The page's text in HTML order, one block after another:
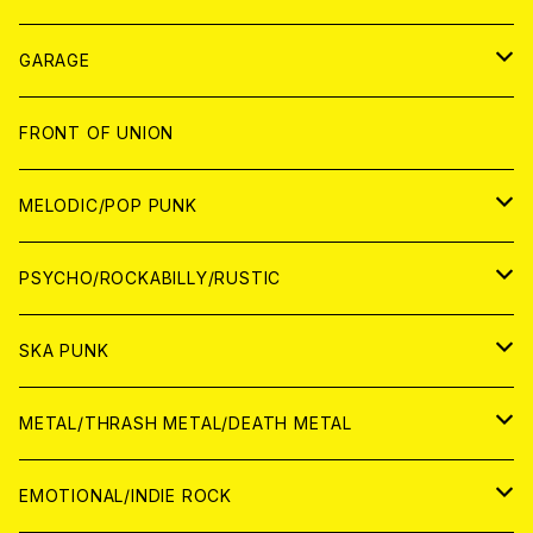
ANALOG
GARAGE
JAPAN
アナログ
CD
WORLD
アナログ
CD
FRONT OF UNION
MELODIC/POP PUNK
JAPAN
CD
ANALOG
WORLD
CD
ANALOG
PSYCHO/ROCKABILLY/RUSTIC
JAPAN
CD
ANALOG
WORLD
CD
SKA PUNK
JAPAN
CD
WORLD
METAL/THRASH METAL/DEATH METAL
JAPAN
EMOTIONAL/INDIE ROCK